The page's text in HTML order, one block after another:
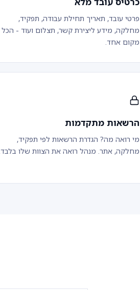
פרטי עובד, תאריך תחילת עבודה, תפקיד,
מחלקה, מידע ליצירת קשר, תצלום ועוד - הכל
מקום אחד.
הרשאות מתקדמות
מי רואה מה? הגדרת הרשאות לפי תפקיד,
מחלקה, אתר. מנהל רואה את הצוות שלו בלבד.